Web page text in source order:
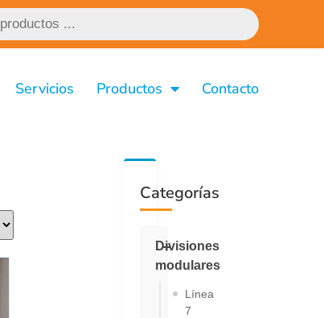
Servicios Productos Contacto
Categorías
Divisiones
modulares
Línea
7